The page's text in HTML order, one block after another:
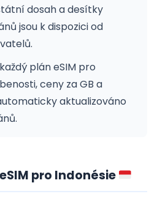
dosah a desítky
jsou k dispozici od
plán eSIM pro
ceny za GB a
aktualizováno
pro Indonésie